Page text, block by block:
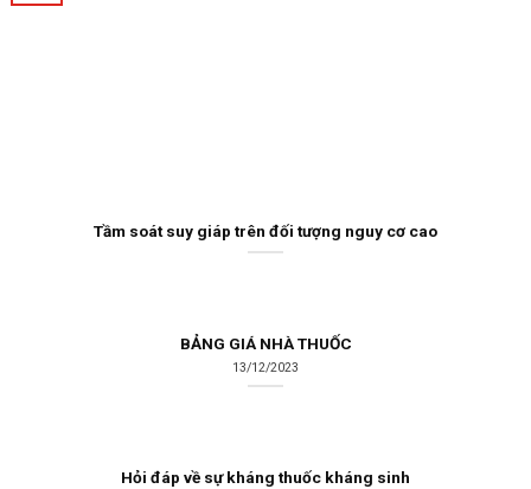
Tầm soát suy giáp trên đối tượng nguy cơ cao
BẢNG GIÁ NHÀ THUỐC
13/12/2023
Hỏi đáp về sự kháng thuốc kháng sinh